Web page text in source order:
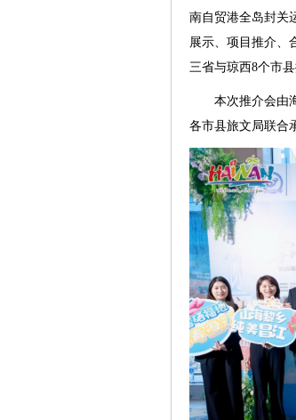
南自贸港全岛封关
展示、项目推介、
三省与琼西8个市
本次推介会由
各市县旅文局联合